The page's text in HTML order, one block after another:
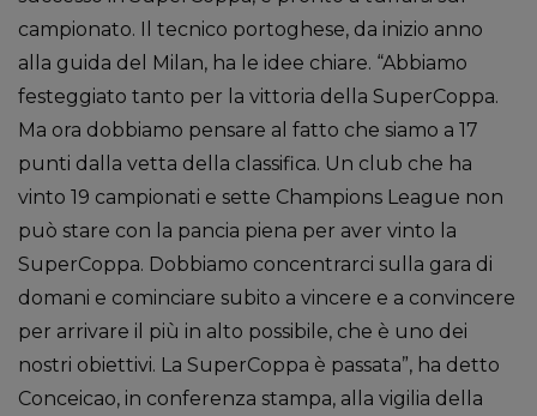
campionato. Il tecnico portoghese, da inizio anno
alla guida del Milan, ha le idee chiare. “Abbiamo
festeggiato tanto per la vittoria della SuperCoppa.
Ma ora dobbiamo pensare al fatto che siamo a 17
punti dalla vetta della classifica. Un club che ha
vinto 19 campionati e sette Champions League non
può stare con la pancia piena per aver vinto la
SuperCoppa. Dobbiamo concentrarci sulla gara di
domani e cominciare subito a vincere e a convincere
per arrivare il più in alto possibile, che è uno dei
nostri obiettivi. La SuperCoppa è passata”, ha detto
Conceicao, in conferenza stampa, alla vigilia della